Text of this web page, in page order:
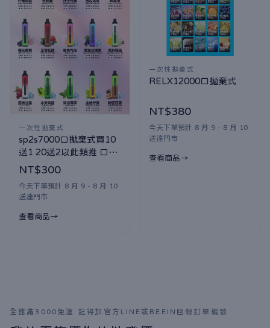
一次性拋棄式
sp2s7000口拋棄式買10
送1 20送2以此類推 口味
隨機贈送
NT$300
今天下單預計 8 月 9 - 8 月 10
送達門市
查看商品
一次性拋棄式
RELX12000口拋棄式
NT$380
今天下單預計 8 月 9 - 8 月 10
送達門市
查看商品
全館滿3000免運 記得加官方LINE或BEEIN回報訂單編號